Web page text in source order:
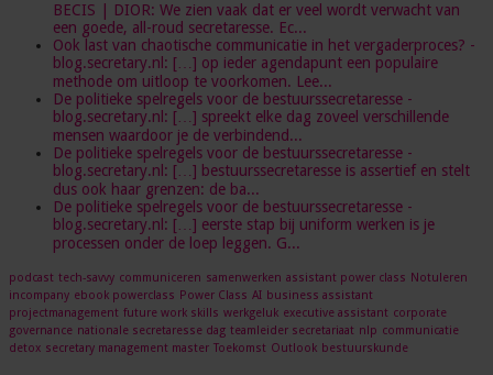
BECIS | DIOR: We zien vaak dat er veel wordt verwacht van
een goede, all-roud secretaresse. Ec...
Ook last van chaotische communicatie in het vergaderproces? -
blog.secretary.nl: […] op ieder agendapunt een populaire
methode om uitloop te voorkomen. Lee...
De politieke spelregels voor de bestuurssecretaresse -
blog.secretary.nl: […] spreekt elke dag zoveel verschillende
mensen waardoor je de verbindend...
De politieke spelregels voor de bestuurssecretaresse -
blog.secretary.nl: […] bestuurssecretaresse is assertief en stelt
dus ook haar grenzen: de ba...
De politieke spelregels voor de bestuurssecretaresse -
blog.secretary.nl: […] eerste stap bij uniform werken is je
processen onder de loep leggen. G...
podcast tech-savvy communiceren samenwerken assistant power class Notuleren
incompany ebook powerclass Power Class AI business assistant
projectmanagement future work skills werkgeluk executive assistant corporate
governance nationale secretaresse dag teamleider secretariaat nlp communicatie
detox secretary management master Toekomst Outlook bestuurskunde